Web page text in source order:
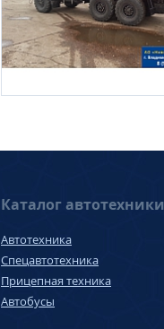
Каталог автотехники
Автотехника
Спецавтотехника
Прицепная техника
Автобусы